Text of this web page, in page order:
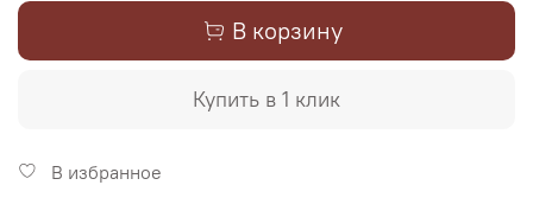
В корзину
Купить в 1 клик
В избранное